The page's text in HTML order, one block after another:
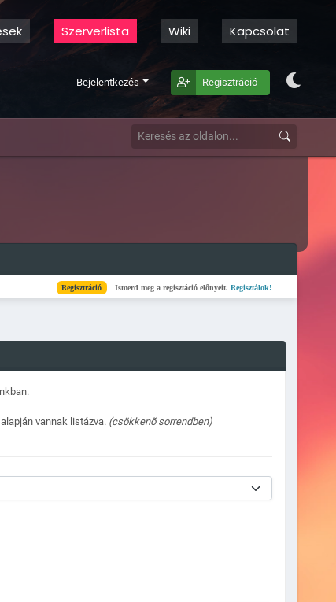
Szerverlista Wiki Kapcsolat
Bejelentkezés Regisztráció
Ismerd meg a regisztáció előnyeit.Regisztálok! Kész
vannak listázva. (csökkenõ sorrendben)